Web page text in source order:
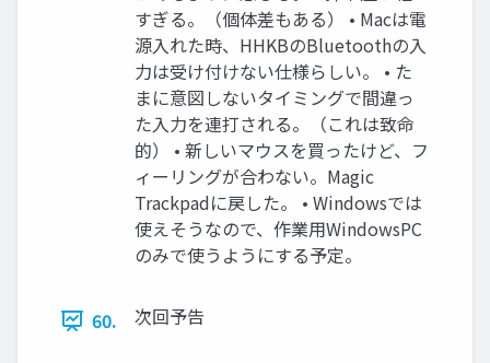
すぎる。（個体差もある） • Macは電
源入れた時、HHKBのBluetoothの入
力は受け付けない仕様らしい。 • た
まに意図しないタイミングで間違っ
た入力を連打される。（これは致命
的） • 新しいマウスを買ったけど、フ
ィーリングが合わない。Magic
Trackpadに戻した。 • Windowsでは
使えそうなので、作業用WindowsPC
のみで使うようにする予定。
60. 次回予告